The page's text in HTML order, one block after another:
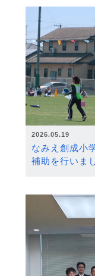
2026.05.19
なみえ創成小
補助を行いま